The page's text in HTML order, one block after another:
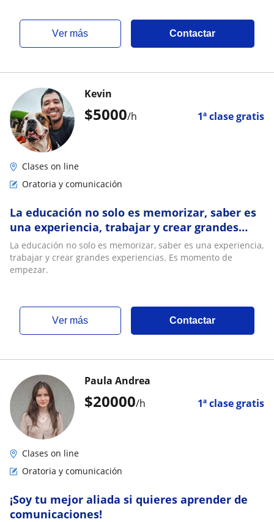
ver más Contactar
$5000/h 1ª clase gratis
Kevin
Clases on line
Oratoria y comunicación
La educación no solo es memorizar, saber es
una experiencia, trabajar y crear grandes
experiencias. Es momento de empezar
La educación no solo es memorizar, saber es una experiencia,
trabajar y crear grandes experiencias. Es momento de
empezar.
ver más Contactar
$20000/h 1ª clase gratis
Paula Andrea
Clases on line
Oratoria y comunicación
¡Soy tu mejor aliada si quieres aprender de
comunicaciones!